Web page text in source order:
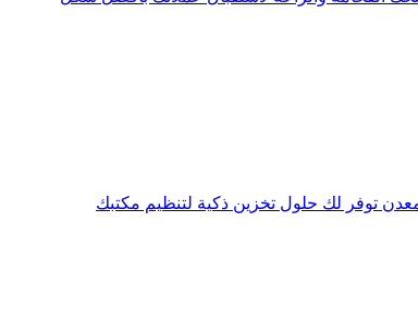
توفر لك حلول تخزين ذكية لتنظيم مكتبك